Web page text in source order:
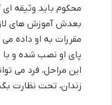
محکوم باید وثیقه
بعدش آموزش های
مقررات به او داده می
پای او نصب شده و
این مراحل، فرد می
زندان، تحت نظارت